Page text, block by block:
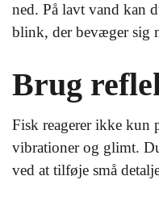
ned. På lavt vand kan
blink, der bevæger sig
Brug
Fisk reagerer ikke kun
vibrationer og glimt.
ved at tilføje små